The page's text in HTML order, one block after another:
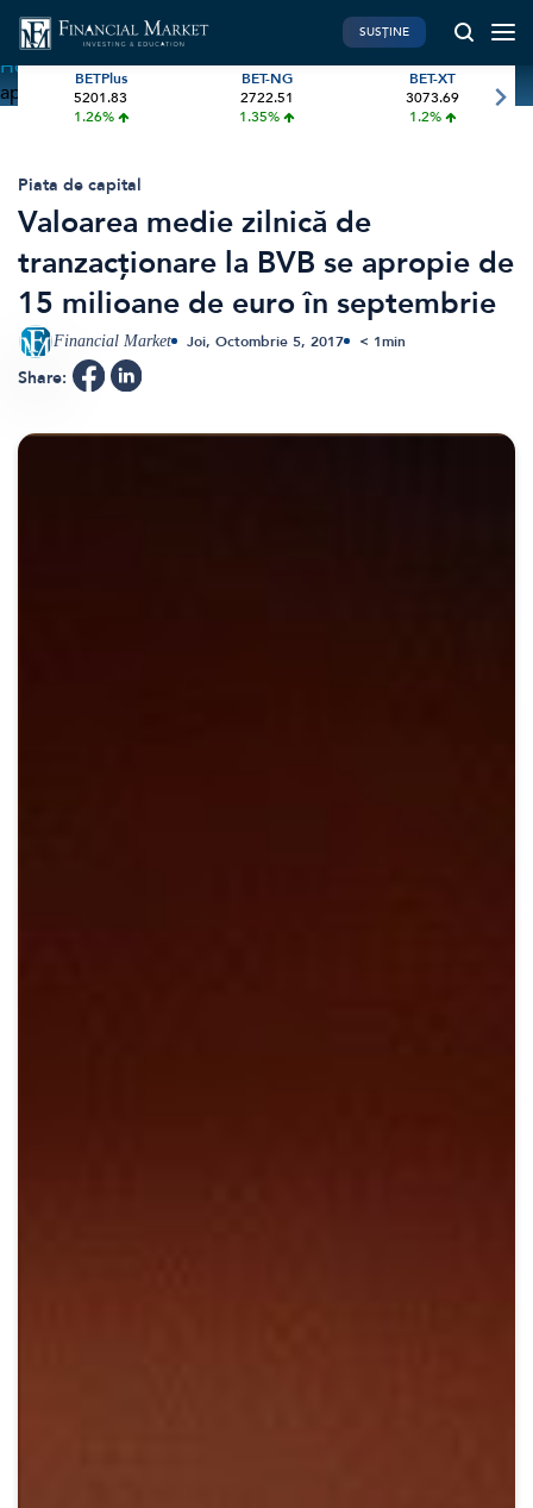
Home»Valoarea medie zilnică de tranzacționare la BVB se
apropie de 15 milioane de euro în septembrie
PIATA DE CAPITAL
Investiții
International
BVB Recap
Bursa
Acțiunea Zilei
Brokeri
FINANTE PERSONALE
Pensie & taxe
Credite
Asigurari
Start-Up
FINTECH
SUSȚINE
BETPlus
5201.83
1.26%
BET-NG
2722.51
1.35%
BET-XT
3073.69
1.2%
Piata de capital
Valoarea medie zilnică de
tranzacționare la BVB se apropie de
15 milioane de euro în septembrie
Financial Market Joi, Octombrie 5, 2017 < 1min
Share: